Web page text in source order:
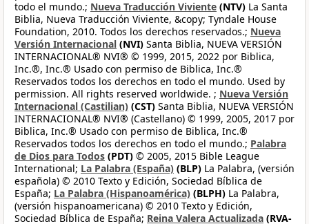
todo el mundo.; Nueva Traducción Viviente (NTV) La Santa
Biblia, Nueva Traducción Viviente, &copy; Tyndale House
Foundation, 2010. Todos los derechos reservados.; Nueva
Versión Internacional (NVI) Santa Biblia, NUEVA VERSIÓN
INTERNACIONAL® NVI® © 1999, 2015, 2022 por Biblica,
Inc.®, Inc.® Usado con permiso de Biblica, Inc.®
Reservados todos los derechos en todo el mundo. Used by
permission. All rights reserved worldwide. ; Nueva Versión
Internacional (Castilian) (CST) Santa Biblia, NUEVA VERSIÓN
INTERNACIONAL® NVI® (Castellano) © 1999, 2005, 2017 por
Biblica, Inc.® Usado con permiso de Biblica, Inc.®
Reservados todos los derechos en todo el mundo.; Palabra
de Dios para Todos (PDT) © 2005, 2015 Bible League
International; La Palabra (España) (BLP) La Palabra, (versión
española) © 2010 Texto y Edición, Sociedad Bíblica de
España; La Palabra (Hispanoamérica) (BLPH) La Palabra,
(versión hispanoamericana) © 2010 Texto y Edición,
Sociedad Bíblica de España; Reina Valera Actualizada (RVA-